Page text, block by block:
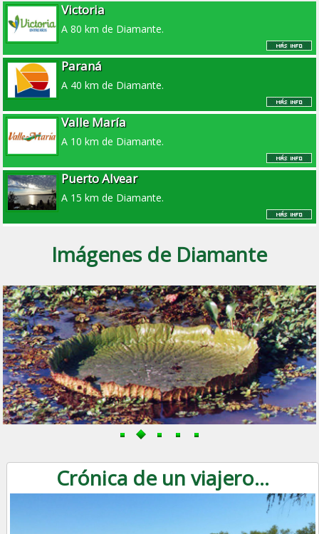
Victoria
A 80 km de Diamante.
Paraná
A 40 km de Diamante.
Valle María
A 10 km de Diamante.
Puerto Alvear
A 15 km de Diamante.
Imágenes de Diamante
Crónica de un viajero...